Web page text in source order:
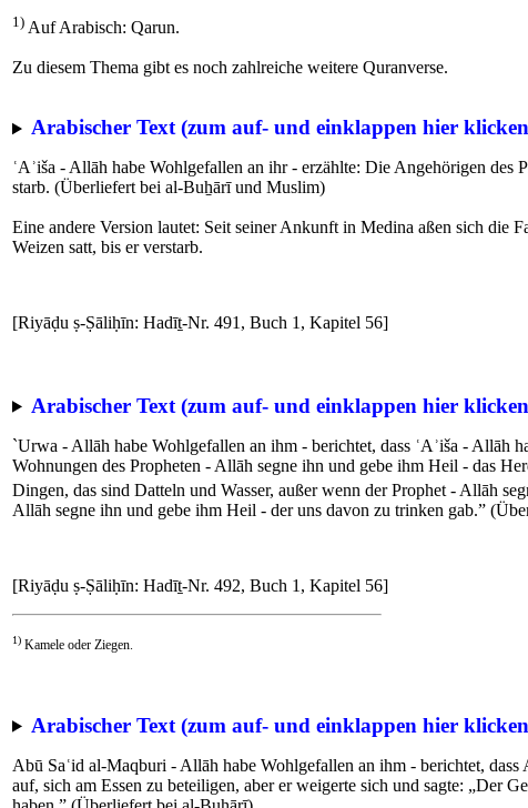
1) Auf Arabisch: Qarun.
Zu diesem Thema gibt es noch zahlreiche weitere Quranverse.
Arabischer Text (zum auf- und einklappen hier
ʿAʾiša - Allāh habe Wohlgefallen an ihr - erzählte: Die Angehörigen
starb. (Überliefert bei al-Buẖārī und Muslim)
Eine andere Version lautet: Seit seiner Ankunft in Medina aßen sich die
Weizen satt, bis er verstarb.
[Riyāḍu ṣ-Ṣāliḥīn: Hadīṯ-Nr. 491, Buch 1, Kapitel 56]
Arabischer Text (zum auf- und einklappen hier
`Urwa - Allāh habe Wohlgefallen an ihm - berichtet, dass ʿAʾiša - Allāh
Wohnungen des Propheten - Allāh segne ihn und gebe ihm Heil - das
Dingen, das sind Datteln und Wasser, außer wenn der Prophet - Allāh
Allāh segne ihn und gebe ihm Heil - der uns davon zu trinken gab.”
[Riyāḍu ṣ-Ṣāliḥīn: Hadīṯ-Nr. 492, Buch 1, Kapitel 56]
1) Kamele oder Ziegen.
Arabischer Text (zum auf- und einklappen hier
Abū Saʿid al-Maqburi - Allāh habe Wohlgefallen an ihm - berichtet,
auf, sich am Essen zu beteiligen, aber er weigerte sich und sagte: „Der